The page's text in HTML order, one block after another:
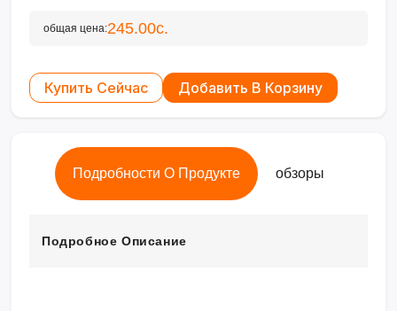
общая цена:245.00с.
Купить Сейчас Добавить В Корзину
Подробности О Продукте обзоры
Подробное Описание